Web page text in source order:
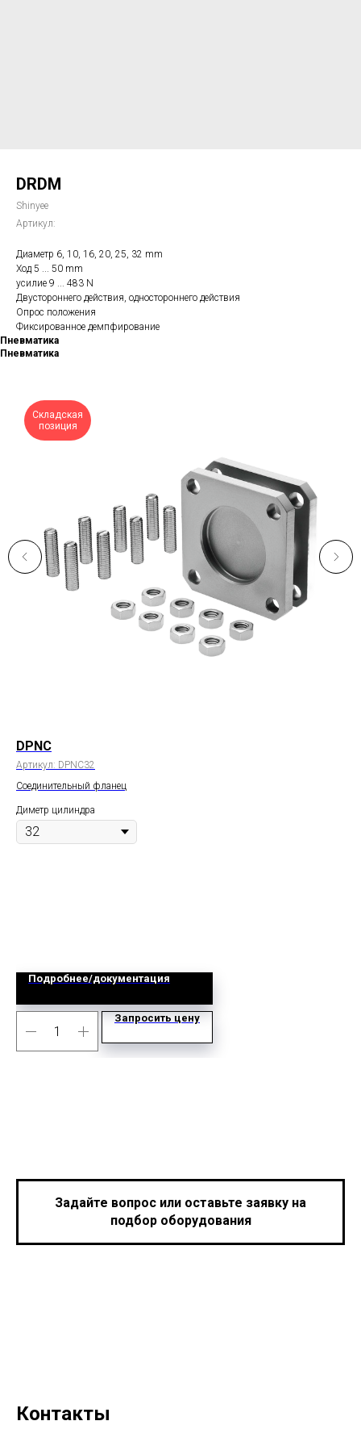
DRDM
Shinyee
Артикул:
Диаметр 6, 10, 16, 20, 25, 32 mm
Ход 5 ... 50 mm
усилие 9 ... 483 N
Двустороннего действия, одностороннего действия
Опрос положения
Фиксированное демпфирование
Пневматика
Пневматика
Складская
позиция
DPNC
Артикул: DPNC32
Соединительный фланец
Диметр цилиндра
Подробнее/документация
Запросить цену
Задайте вопрос или оставьте заявку на
подбор оборудования
Контакты